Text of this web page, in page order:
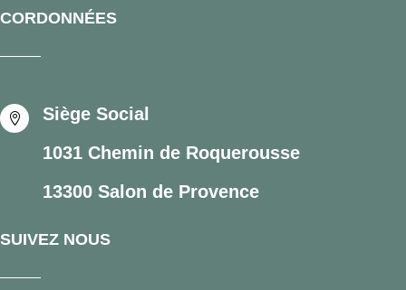
CORDONNÉES

Siège Social
1031 Chemin de Roquerousse
13300 Salon de Provence
SUIVEZ NOUS